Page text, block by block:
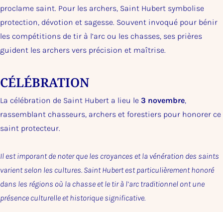
proclame saint. Pour les archers, Saint Hubert symbolise
protection, dévotion et sagesse. Souvent invoqué pour bénir
les compétitions de tir à l’arc ou les chasses, ses prières
guident les archers vers précision et maîtrise.
CÉLÉBRATION
La célébration de Saint Hubert a lieu le 3 novembre,
rassemblant chasseurs, archers et forestiers pour honorer ce
saint protecteur.
Il est imporant de noter que les croyances et la vénération des saints
varient selon les cultures. Saint Hubert est particulièrement honoré
dans les régions où la chasse et le tir à l’arc traditionnel ont une
présence culturelle et historique significative.